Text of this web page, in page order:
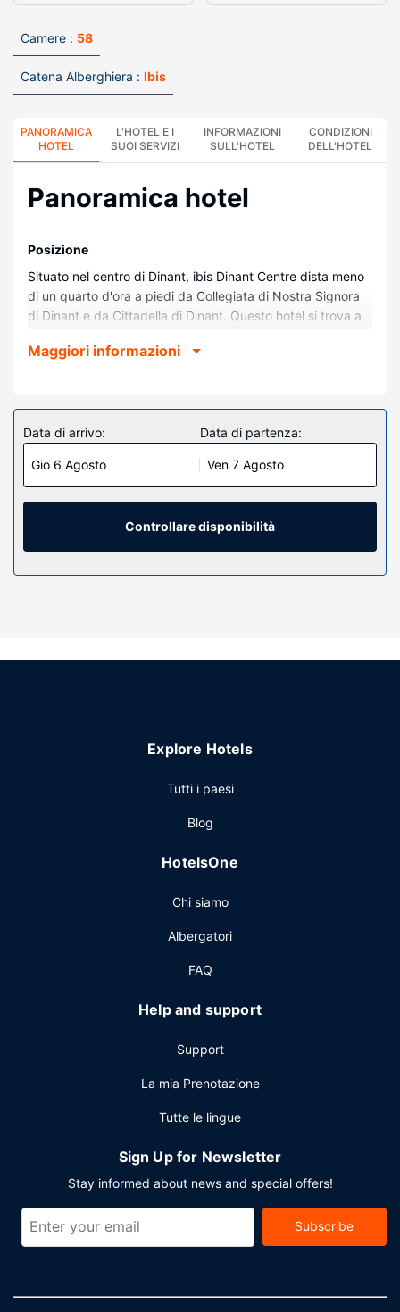
Camere : 58
Catena Alberghiera : Ibis
PANORAMICA
HOTEL
L'HOTEL E I
SUOI SERVIZI
INFORMAZIONI
SULL'HOTEL
CONDIZIONI
DELL'HOTEL
Panoramica hotel
Posizione
Situato nel centro di Dinant, ibis Dinant Centre dista meno
di un quarto d'ora a piedi da Collegiata di Nostra Signora
di Dinant e da Cittadella di Dinant. Questo hotel si trova a
Merveilleuse.
Nelle 58 camere della struttura ti sentirai come a casa. Il
Wi-Fi gratuito ti consente di restare in contatto con il
mondo, mentre la TV con canali via cavo è l'ideale per
concedersi un po' di svago. I bagni dispongono di doccia e
asciugacapelli. I comfort includono telefoni, scrivanie e
tende oscuranti.
Attrattive della proprietà
ammirare il paesaggio e potrai utilizzare servizi come il Wi-
La colazione a buffet è servita nei giorni feriali dalle ore
alle ore 11:00, dietro pagamento di un supplemento.
lavaggio a secco, una reception aperta 24 ore su 24 e
Maggiori informazioni
Data di arrivo:
Gio 6 Agosto
Data di partenza:
Ven 7 Agosto
Controllare disponibilità
Explore Hotels
Tutti i paesi
Blog
HotelsOne
Chi siamo
Albergatori
FAQ
Help and support
Support
La mia Prenotazione
Tutte le lingue
Sign Up for Newsletter
Stay informed about news and special offers!
Subscribe